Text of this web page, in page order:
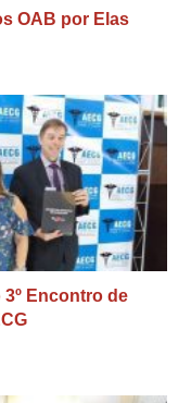
OAB por Elas
Encontro de